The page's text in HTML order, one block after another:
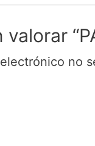
no